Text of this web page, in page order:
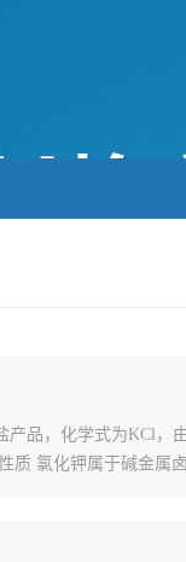
产品，化学式为
氯化钾属于碱金属